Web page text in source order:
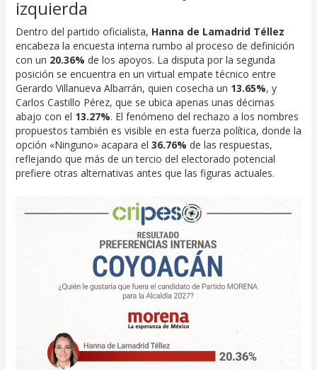
izquierda
Dentro del partido oficialista, Hanna de Lamadrid Téllez
encabeza la encuesta interna rumbo al proceso de definición
con un 20.36% de los apoyos. La disputa por la segunda
posición se encuentra en un virtual empate técnico entre
Gerardo Villanueva Albarrán, quien cosecha un 13.65%, y
Carlos Castillo Pérez, que se ubica apenas unas décimas
abajo con el 13.27%. El fenómeno del rechazo a los nombres
propuestos también es visible en esta fuerza política, donde la
opción «Ninguno» acapara el 36.76% de las respuestas,
reflejando que más de un tercio del electorado potencial
prefiere otras alternativas antes que las figuras actuales.